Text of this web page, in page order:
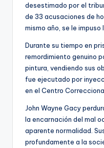
desestimado por el
de 33 acusaciones de
mismo año, se le impuso
Durante su tiempo en
remordimiento genuino
pintura, vendiendo sus
fue ejecutado por
en el Centro
John Wayne Gacy
la encarnación del mal
aparente normalidad.
profundamente a la